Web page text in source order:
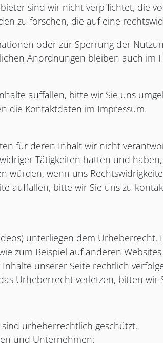
sind wir nicht verpflichtet, die
zu forschen, die auf eine
oder zur Sperrung der
Anordnungen bleiben auch im
auffallen, bitte wir Sie uns
die Kontaktdaten im Impressum.
für deren Inhalt wir nicht
Tätigkeiten hatten und
würden, wenn uns
auffallen, bitte wir Sie uns zu
unterliegen dem
zum Beispiel auf anderen
unserer Seite rechtlich
Urheberrecht verletzen, bitten wir
urheberrechtlich geschützt.
und Unternehmen: